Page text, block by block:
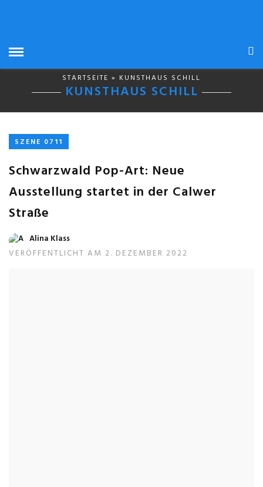
STARTSEITE » KUNSTHAUS SCHILL
KUNSTHAUS SCHILL
SZENE 0711
Schwarzwald Pop-Art: Neue
Ausstellung startet in der Calwer
Straße
Alina Klass
VERÖFFENTLICHT AM 2. DEZEMBER 2022